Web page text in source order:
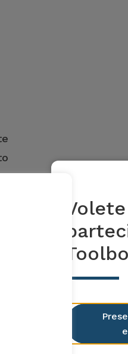
Volete